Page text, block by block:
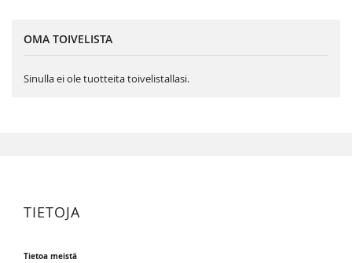
OMA TOIVELISTA
Sinulla ei ole tuotteita toivelistallasi.
TIETOJA
Tietoa meistä